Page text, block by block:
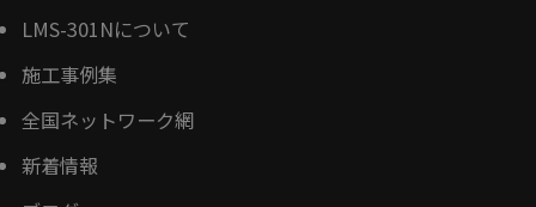
LMS-301Nについて
施工事例集
全国ネットワーク網
新着情報